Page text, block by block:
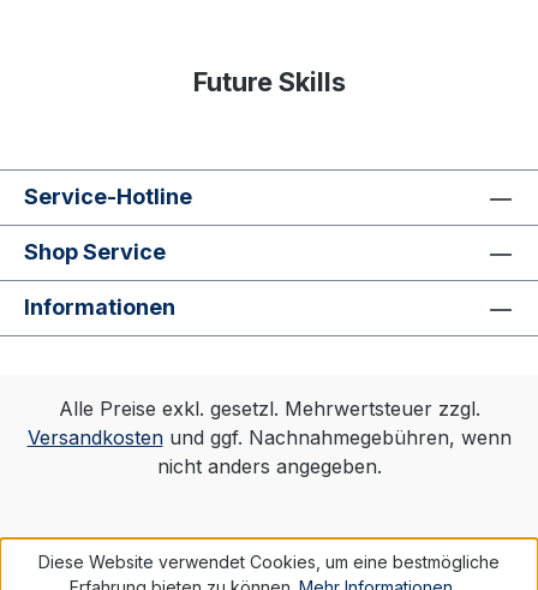
Future Skills
Service-Hotline
Shop Service
Informationen
Alle Preise exkl. gesetzl. Mehrwertsteuer zzgl.
Versandkostenund ggf. Nachnahmegebühren, wenn
nicht anders angegeben.
Diese Website verwendet Cookies, um eine bestmögliche